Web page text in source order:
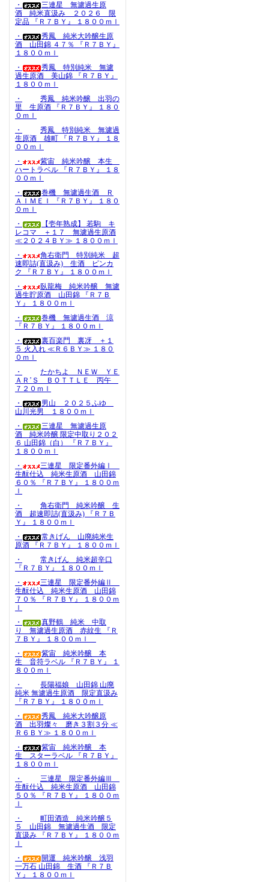
・
三連星 無濾過生原
酒 純米直汲み ２０２６ 限
定品 『Ｒ７ＢＹ』 １８００ｍｌ
・
秀鳳 純米大吟醸生原
酒 山田錦 ４７％ 『Ｒ７ＢＹ』
１８００ｍｌ
・
秀鳳 特別純米 無濾
過生原酒 美山錦 『Ｒ７ＢＹ』
１８００ｍｌ
・
秀鳳 純米吟醸 出羽の
里 生原酒 『Ｒ７ＢＹ』 １８０
０ｍｌ
・
秀鳳 特別純米 無濾過
生原酒 雄町 『Ｒ７ＢＹ』 １８
００ｍｌ
・
紫宙 純米吟醸 本生
ハートラベル 『Ｒ７ＢＹ』 １８
００ｍｌ
・
巻機 無濾過生酒 Ｒ
ＡＩＭＥＩ 『Ｒ７ＢＹ』 １８０
０ｍｌ
・
【壱年熟成】 若駒 キ
レコマ ＋１７ 無濾過生原酒
≪２０２４ＢＹ≫ １８００ｍｌ
・
角右衛門 特別純米 超
速即詰(直汲み) 生酒 ピンカ
ク 『Ｒ７ＢＹ』 １８００ｍｌ
・
臥龍梅 純米吟醸 無濾
過生貯原酒 山田錦 『Ｒ７Ｂ
Ｙ』 １８００ｍｌ
・
巻機 無濾過生酒 涼
『Ｒ７ＢＹ』 １８００ｍｌ
・
裏百楽門 裏冴 ＋１
５ 火入れ ≪Ｒ６ＢＹ≫ １８０
０ｍｌ
・
たかちよ ＮＥＷ ＹＥ
ＡＲ’Ｓ ＢＯＴＴＬＥ 丙午
７２０ｍｌ
・
男山 ２０２５ふゆ
山川光男 １８００ｍｌ
・
三連星 無濾過生原
酒 純米吟醸 限定中取り２０２
６ 山田錦（白） 『Ｒ７ＢＹ』
１８００ｍｌ
・
三連星 限定番外編Ⅰ
生酛仕込 純米生原酒 山田錦
６０％ 『Ｒ７ＢＹ』 １８００ｍ
ｌ
・
角右衛門 純米吟醸 生
酒 超速即詰(直汲み) 『Ｒ７Ｂ
Ｙ』 １８００ｍｌ
・
常きげん 山廃純米生
原酒 『Ｒ７ＢＹ』 １８００ｍｌ
・
常きげん 純米超辛口
『Ｒ７ＢＹ』 １８００ｍｌ
・
三連星 限定番外編Ⅱ
生酛仕込 純米生原酒 山田錦
７０％ 『Ｒ７ＢＹ』 １８００ｍ
ｌ
・
真野鶴 純米 中取
り 無濾過生原酒 赤紋生 『Ｒ
７ＢＹ』 １８００ｍｌ
・
紫宙 純米吟醸 本
生 音符ラベル 『Ｒ７ＢＹ』 １
８００ｍｌ
・
長陽福娘 山田錦 山廃
純米 無濾過生原酒 限定直汲み
『Ｒ７ＢＹ』 １８００ｍｌ
・
秀鳳 純米大吟醸原
酒 出羽燦々 磨き３割３分 ≪
Ｒ６ＢＹ≫ １８００ｍｌ
・
紫宙 純米吟醸 本
生 スターラベル 『Ｒ７ＢＹ』
１８００ｍｌ
・
三連星 限定番外編Ⅲ
生酛仕込 純米生原酒 山田錦
５０％ 『Ｒ７ＢＹ』 １８００ｍ
ｌ
・
町田酒造 純米吟醸５
５ 山田錦 無濾過生酒 限定
直汲み 『Ｒ７ＢＹ』 １８００ｍ
ｌ
・
開運 純米吟醸 浅羽
一万石 山田錦 生酒 『Ｒ７Ｂ
Ｙ』 １８００ｍｌ